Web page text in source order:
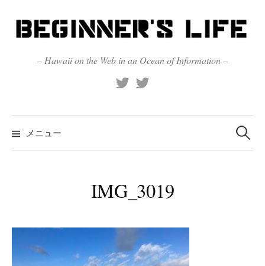
ン
テ
キ
ッ
プ
– Hawaii on the Web in an Ocean of Information –
メニュー
検
索:
IMG_3019